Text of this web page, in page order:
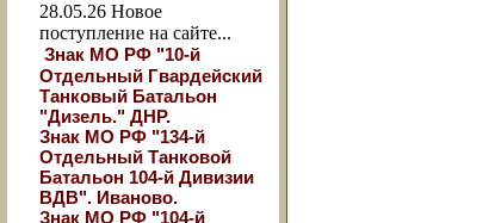
28.05.26 Новое
поступление на сайте...
Знак МО РФ "10-й
Отдельный Гвардейский
Танковый Батальон
"Дизель." ДНР.
Знак МО РФ "134-й
Отдельный Танковой
Батальон 104-й Дивизии
ВДВ". Иваново.
Знак МО РФ "104-й